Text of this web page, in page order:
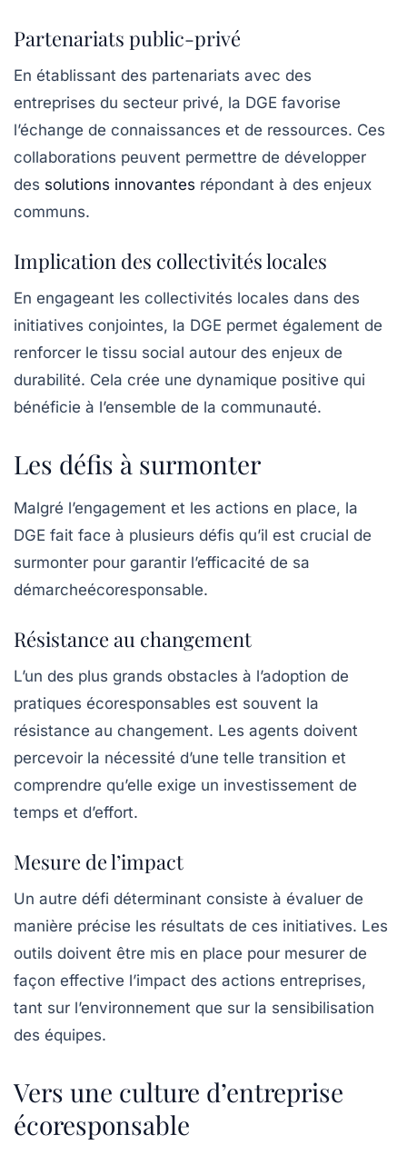
Partenariats public-privé
En établissant des partenariats avec des
entreprises du secteur privé, la DGE favorise
l’échange de connaissances et de ressources. Ces
collaborations peuvent permettre de développer
des solutions innovantes répondant à des enjeux
communs.
Implication des collectivités locales
En engageant les collectivités locales dans des
initiatives conjointes, la DGE permet également de
renforcer le tissu social autour des enjeux de
durabilité. Cela crée une dynamique positive qui
bénéficie à l’ensemble de la communauté.
Les défis à surmonter
Malgré l’engagement et les actions en place, la
DGE fait face à plusieurs défis qu’il est crucial de
surmonter pour garantir l’efficacité de sa
démarcheécoresponsable.
Résistance au changement
L’un des plus grands obstacles à l’adoption de
pratiques écoresponsables est souvent la
résistance au changement. Les agents doivent
percevoir la nécessité d’une telle transition et
comprendre qu’elle exige un investissement de
temps et d’effort.
Mesure de l’impact
Un autre défi déterminant consiste à évaluer de
manière précise les résultats de ces initiatives. Les
outils doivent être mis en place pour mesurer de
façon effective l’impact des actions entreprises,
tant sur l’environnement que sur la sensibilisation
des équipes.
Vers une culture d’entreprise
écoresponsable